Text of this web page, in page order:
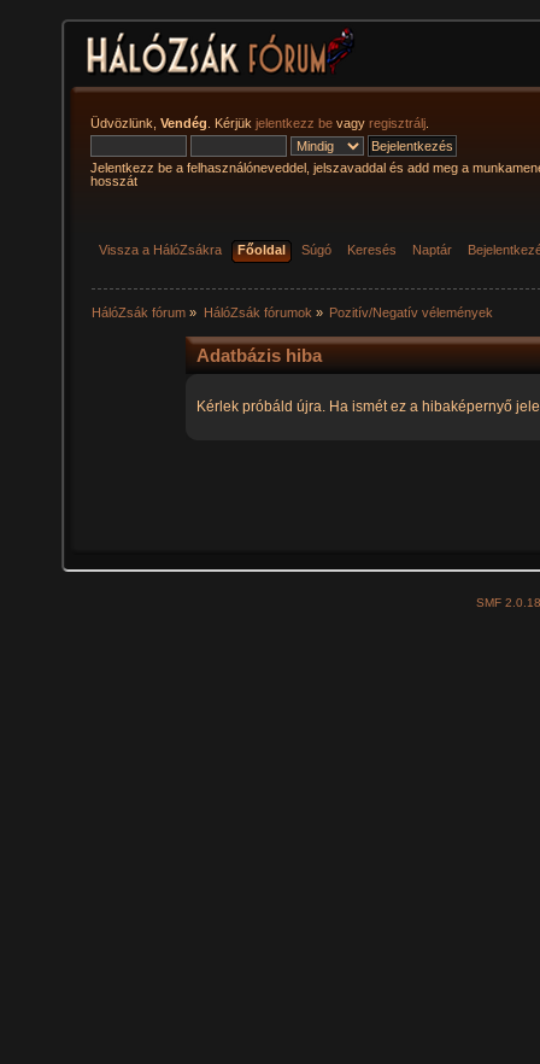
Üdvözlünk, Vendég . Kérjük jelentkezz be vagy regisztrálj
Jelentkezz be a felhasználóneveddel, jelszavaddal és add meg a
hosszát
Vissza a HálóZsákra Főoldal Súgó Keresés Naptár
HálóZsák fórum » HálóZsák fórumok » Pozitív/Negatív vélemények
Adatbázis hiba
Kérlek próbáld újra. Ha ismét ez a hibaképernyő
SMF 2.0.18